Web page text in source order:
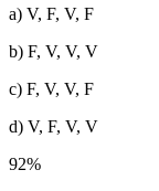
a) V, F, V, F
b) F, V, V, V
c) F, V, V, F
d) V, F, V, V
92%